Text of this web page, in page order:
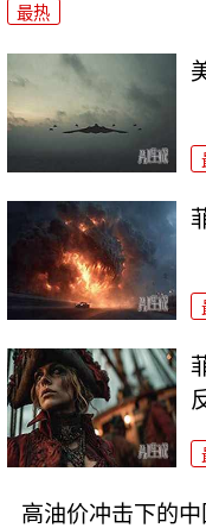
最热
高油价冲击下的